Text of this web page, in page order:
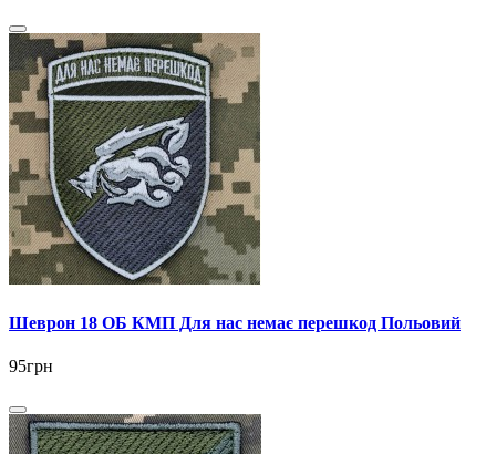
Шеврон 18 ОБ КМП Для нас немає перешкод Польовий
95грн